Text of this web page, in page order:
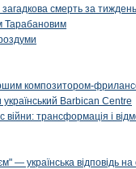
загадкова смерть за
Тарабановим
композитором-
Barbican Centre
трансформація і
— українська відповідь